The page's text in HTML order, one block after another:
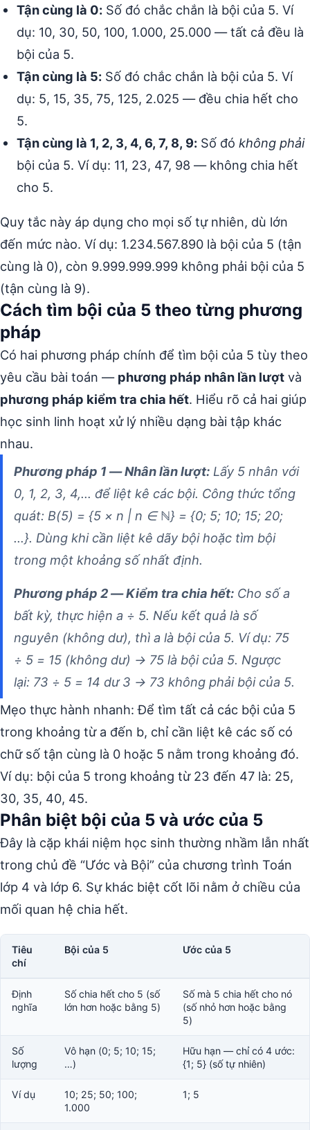
Tận cùng là 0: Số đó chắc chắn là bội của 5. Ví
dụ: 10, 30, 50, 100, 1.000, 25.000 — tất cả đều là
bội của 5.
Tận cùng là 5: Số đó chắc chắn là bội của 5. Ví
dụ: 5, 15, 35, 75, 125, 2.025 — đều chia hết cho
5.
Tận cùng là 1, 2, 3, 4, 6, 7, 8, 9: Số đó không phải
bội của 5. Ví dụ: 11, 23, 47, 98 — không chia hết
cho 5.
Quy tắc này áp dụng cho mọi số tự nhiên, dù lớn
đến mức nào. Ví dụ: 1.234.567.890 là bội của 5 (tận
cùng là 0), còn 9.999.999.999 không phải bội của 5
(tận cùng là 9).
Cách tìm bội của 5 theo từng phương
pháp
Có hai phương pháp chính để tìm bội của 5 tùy theo
yêu cầu bài toán — phương pháp nhân lần lượt và
phương pháp kiểm tra chia hết. Hiểu rõ cả hai giúp
học sinh linh hoạt xử lý nhiều dạng bài tập khác
nhau.
Phương pháp 1 — Nhân lần lượt: Lấy 5 nhân với
0, 1, 2, 3, 4,… để liệt kê các bội. Công thức tổng
quát: B(5) = {5 × n | n ∈ ℕ} = {0; 5; 10; 15; 20;
…}. Dùng khi cần liệt kê dãy bội hoặc tìm bội
trong một khoảng số nhất định.
Phương pháp 2 — Kiểm tra chia hết: Cho số a
bất kỳ, thực hiện a ÷ 5. Nếu kết quả là số
nguyên (không dư), thì a là bội của 5. Ví dụ: 75
÷ 5 = 15 (không dư) → 75 là bội của 5. Ngược
lại: 73 ÷ 5 = 14 dư 3 → 73 không phải bội của 5.
Mẹo thực hành nhanh: Để tìm tất cả các bội của 5
trong khoảng từ a đến b, chỉ cần liệt kê các số có
chữ số tận cùng là 0 hoặc 5 nằm trong khoảng đó.
Ví dụ: bội của 5 trong khoảng từ 23 đến 47 là: 25,
30, 35, 40, 45.
Phân biệt bội của 5 và ước của 5
Đây là cặp khái niệm học sinh thường nhầm lẫn nhất
trong chủ đề “Ước và Bội” của chương trình Toán
lớp 4 và lớp 6. Sự khác biệt cốt lõi nằm ở chiều của
mối quan hệ chia hết.
Tiêu
chí
Bội của 5 Ước của 5
Định
nghĩa
Số chia hết cho 5 (số
lớn hơn hoặc bằng 5)
Số mà 5 chia hết cho nó
(số nhỏ hơn hoặc bằng
5)
Số
lượng
Vô hạn (0; 5; 10; 15;
…)
Hữu hạn — chỉ có 4 ước:
{1; 5} (số tự nhiên)
Ví dụ
10; 25; 50; 100;
1.000
1; 5